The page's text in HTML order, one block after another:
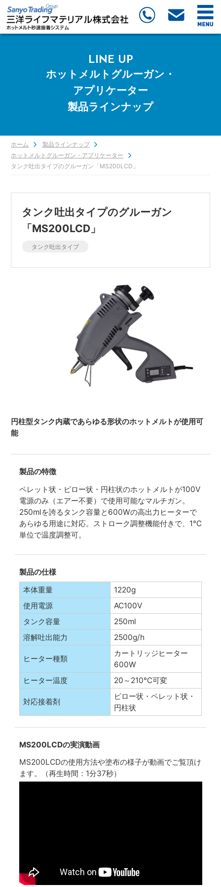
LINE UP
ホットメルトグルーガン・
アプリケーター
製品ラインナップ
ホーム
製品ラインナップ
ホットメルトグルーガン・アプリケーター
タンク吐出タイプのグルーガン「MS200LCD」
タンク吐出タイプのグルーガン
「MS200LCD」
タンク吐出タイプ
円柱型タンク内蔵であらゆる形状のホットメルトが使用可
能
製品の特徴
ペレット状・ピロー状・円柱状のホットメルトが100V
電源のみ（エアー不要）で使用可能なマルチガン。
250mlを誇るタンク容量と600Wの高出力ヒーターで
あらゆる用途に対応。ストローク調整機能付きで、1℃
単位で温度調整可。
製品の仕様
本体重量
1220g
使用電源
AC100V
タンク容量
250ml
溶解吐出能力
2500g/h
ヒーター種類
カートリッジヒーター
600W
ヒーター温度
20～210℃可変
対応接着剤
ピロー状・ペレット状・
円柱状
MS200LCDの実演動画
MS200LCDの使用方法や塗布の様子が動画でご覧頂け
ます。（再生時間：1分37秒）